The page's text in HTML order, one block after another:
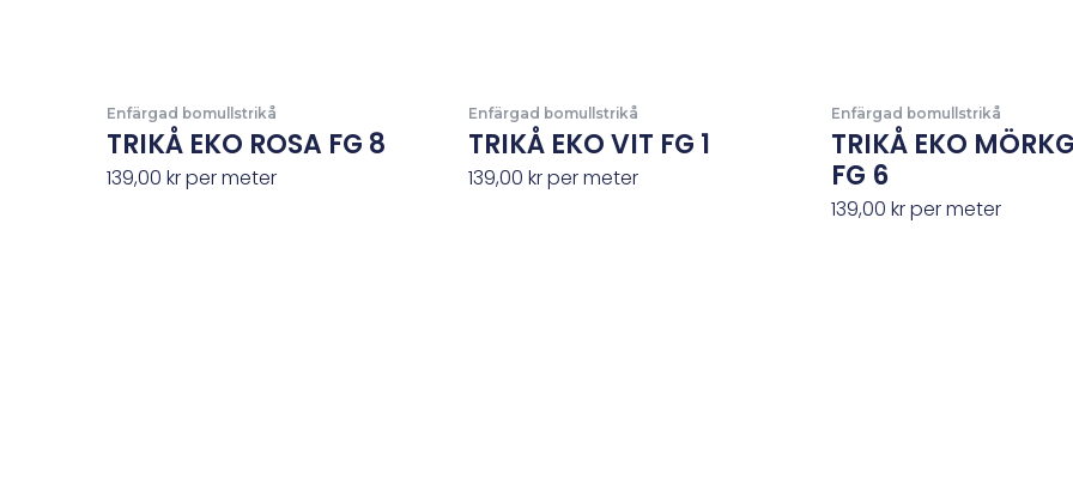
Enfärgad bomullstrikå
TRIKÅ EKO ROSA FG 8
139,00 krper meter
Enfärgad bomullstrikå
TRIKÅ EKO VIT FG 1
139,00krper meter
Enfärgad bomullstrikå
TRIKÅ EKO
FG 6
139,00 krper meter